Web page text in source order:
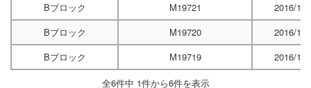
Bブロック
M19721
2016/12/
Bブロック
M19720
2016/12/
Bブロック
M19719
2016/12/
全6件中 1件から6件を表示